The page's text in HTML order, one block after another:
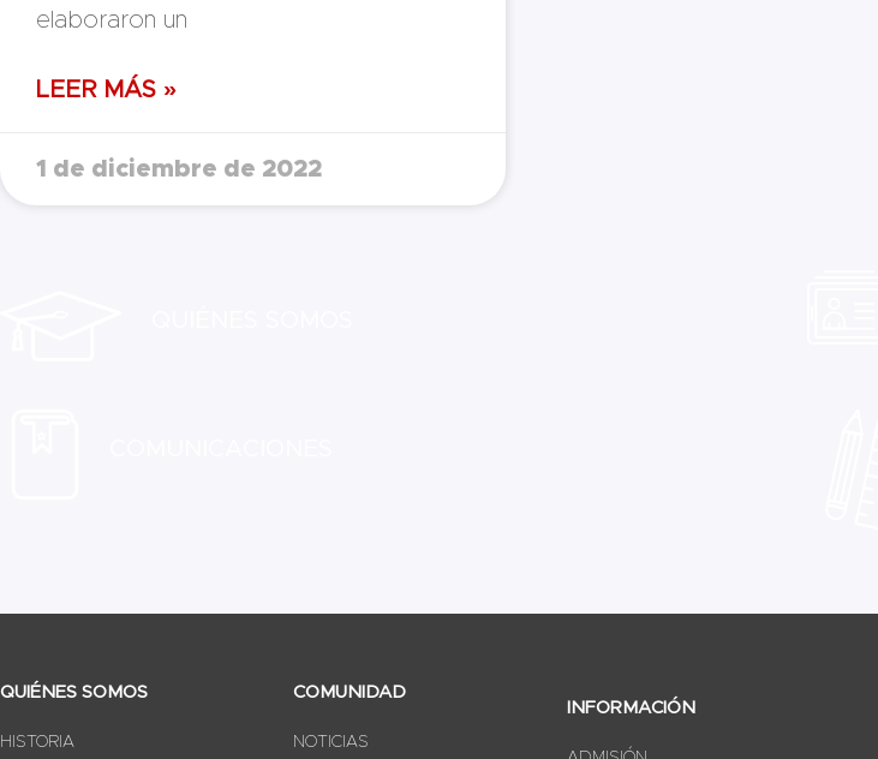
elaboraron un
LEER MÁS »
1 de diciembre de 2022
QUIÉNES SOMOS
HISTORIA
COMUNIDAD
NOTICIAS
INFORMACIÓN